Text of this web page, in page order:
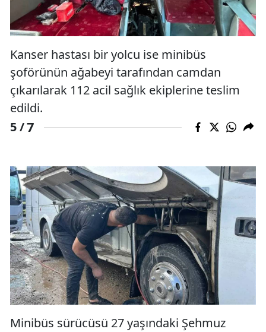
Kanser hastası bir yolcu ise minibüs
şoförünün ağabeyi tarafından camdan
çıkarılarak 112 acil sağlık ekiplerine teslim
edildi.
5 /7
Minibüs sürücüsü 27 yaşındaki Şehmuz